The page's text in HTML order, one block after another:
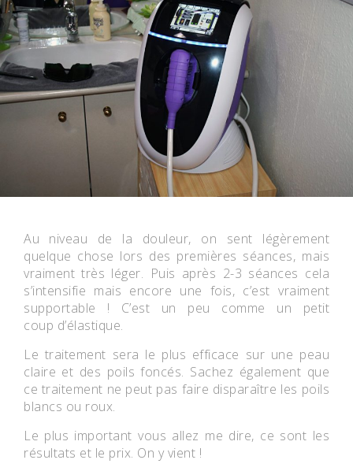
Au niveau de la douleur, on sent légèrement
quelque chose lors des premières séances, mais
vraiment très léger. Puis après 2-3 séances cela
s’intensifie mais encore une fois, c’est vraiment
supportable ! C’est un peu comme un petit
coup d’élastique.
Le traitement sera le plus efficace sur une peau
claire et des poils foncés. Sachez également que
ce traitement ne peut pas faire disparaître les poils
blancs ou roux.
Le plus important vous allez me dire, ce sont les
résultats et le prix. On y vient !